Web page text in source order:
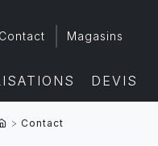
Contact Magasins
DEVIS
> Contact